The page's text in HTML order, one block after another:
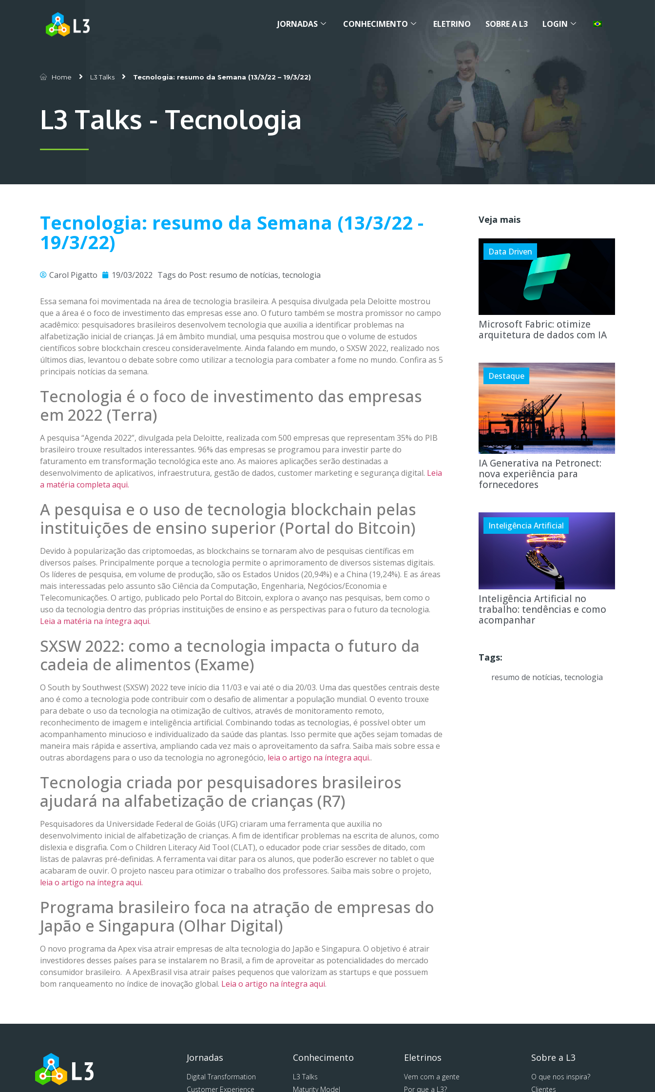
JORNADAS CONHECIMENTO ELETRINO SOBRE A L3 LOGIN
Home L3 Talks Tecnologia: resumo da Semana (13/3/22 – 19/3/22)
L3 Talks - Tecnologia
Tecnologia: resumo da Semana (13/3/22 -
19/3/22)
Carol Pigatto 19/03/2022 Tags do Post: resumo de notícias, tecnologia
Essa semana foi movimentada na área de tecnologia brasileira. A pesquisa divulgada pela Deloitte mostrou
que a área é o foco de investimento das empresas esse ano. O futuro também se mostra promissor no campo
acadêmico: pesquisadores brasileiros desenvolvem tecnologia que auxilia a identificar problemas na
alfabetização inicial de crianças. Já em âmbito mundial, uma pesquisa mostrou que o volume de estudos
científicos sobre blockchain cresceu consideravelmente. Ainda falando em mundo, o SXSW 2022, realizado nos
últimos dias, levantou o debate sobre como utilizar a tecnologia para combater a fome no mundo. Confira as 5
principais notícias da semana.
Tecnologia é o foco de investimento das empresas
em 2022 (Terra)
A pesquisa “Agenda 2022”, divulgada pela Deloitte, realizada com 500 empresas que representam 35% do PIB
brasileiro trouxe resultados interessantes. 96% das empresas se programou para investir parte do
faturamento em transformação tecnológica este ano. As maiores aplicações serão destinadas a
desenvolvimento de aplicativos, infraestrutura, gestão de dados, customer marketing e segurança digital. Leia
a matéria completa aqui.
A pesquisa e o uso de tecnologia blockchain pelas
instituições de ensino superior (Portal do Bitcoin)
Devido à popularização das criptomoedas, as blockchains se tornaram alvo de pesquisas científicas em
diversos países. Principalmente porque a tecnologia permite o aprimoramento de diversos sistemas digitais.
Os líderes de pesquisa, em volume de produção, são os Estados Unidos (20,94%) e a China (19,24%). E as áreas
mais interessadas pelo assunto são Ciência da Computação, Engenharia, Negócios/Economia e
Telecomunicações. O artigo, publicado pelo Portal do Bitcoin, explora o avanço nas pesquisas, bem como o
uso da tecnologia dentro das próprias instituições de ensino e as perspectivas para o futuro da tecnologia.
Leia a matéria na íntegra aqui.
SXSW 2022: como a tecnologia impacta o futuro da
cadeia de alimentos (Exame)
O South by Southwest (SXSW) 2022 teve início dia 11/03 e vai até o dia 20/03. Uma das questões centrais deste
ano é como a tecnologia pode contribuir com o desafio de alimentar a população mundial. O evento trouxe
para debate o uso da tecnologia na otimização de cultivos, através de monitoramento remoto,
reconhecimento de imagem e inteligência artificial. Combinando todas as tecnologias, é possível obter um
acompanhamento minucioso e individualizado da saúde das plantas. Isso permite que ações sejam tomadas de
maneira mais rápida e assertiva, ampliando cada vez mais o aproveitamento da safra. Saiba mais sobre essa e
outras abordagens para o uso da tecnologia no agronegócio, leia o artigo na íntegra aqui..
Tecnologia criada por pesquisadores brasileiros
ajudará na alfabetização de crianças (R7)
Pesquisadores da Universidade Federal de Goiás (UFG) criaram uma ferramenta que auxilia no
desenvolvimento inicial de alfabetização de crianças. A fim de identificar problemas na escrita de alunos, como
dislexia e disgrafia. Com o Children Literacy Aid Tool (CLAT), o educador pode criar sessões de ditado, com
listas de palavras pré-definidas. A ferramenta vai ditar para os alunos, que poderão escrever no tablet o que
acabaram de ouvir. O projeto nasceu para otimizar o trabalho dos professores. Saiba mais sobre o projeto,
leia o artigo na íntegra aqui.
Programa brasileiro foca na atração de empresas do
Japão e Singapura (Olhar Digital)
O novo programa da Apex visa atrair empresas de alta tecnologia do Japão e Singapura. O objetivo é atrair
investidores desses países para se instalarem no Brasil, a fim de aproveitar as potencialidades do mercado
consumidor brasileiro. A ApexBrasil visa atrair países pequenos que valorizam as startups e que possuem
bom ranqueamento no índice de inovação global. Leia o artigo na íntegra aqui.
Veja mais
Data Driven
Microsoft Fabric: otimize
arquitetura de dados com IA
Destaque
IA Generativa na Petronect:
nova experiência para
fornecedores
Inteligência Artificial
Inteligência Artificial no
trabalho: tendências e como
acompanhar
Tags:
resumo de notícias, tecnologia
Jornadas
Digital Transformation
Customer Experience
Conhecimento
L3 Talks
Maturity Model
Eletrinos
Vem com a gente
Por que a L3?
Sobre a L3
O que nos inspira?
Clientes